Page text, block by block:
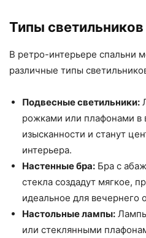
Типы светильников
В ретро-интерьере спальни
различные типы
Подвесные светильники:
рожками или плафонами в
изысканности и станут
интерьера.
Настенные бра: Бра с
стекла создадут мягкое,
идеальное для вечернего
Настольные лампы:
или стеклянными